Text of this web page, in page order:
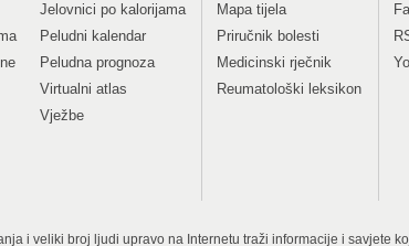
Jelovnici po kalorijama
Peludni kalendar
Peludna prognoza
Virtualni atlas
Vježbe
Mapa tijela
Priručnik bolesti
Medicinski rječnik
Reumatološki leksikon
i veliki broj ljudi upravo na Internetu traži informacije i savjete